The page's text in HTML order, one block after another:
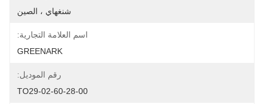
شنغهاي ، الصين
اسم العلامة التجارية:
GREENARK
رقم الموديل:
TO29-02-60-28-00